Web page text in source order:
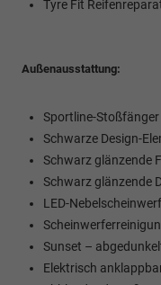
Tyre Fit
Außenausstattung:
Sportline-
Schwarze Design-
Schwarz glänzende
Schwarz glänzende
LED-
Sunset –
Elektrisch